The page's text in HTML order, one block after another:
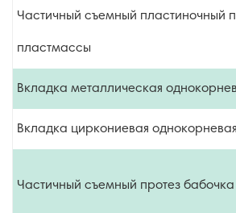
Частичный съемный пластиночный
пластмассы
Вкладка металлическая
Вкладка циркониевая однокорневая
Частичный съемный протез бабочка